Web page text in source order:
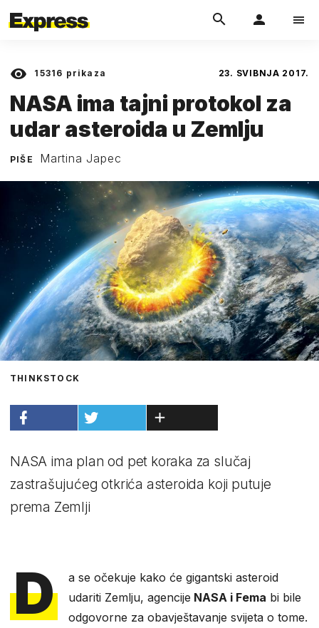
15316 prikaza 23. SVIBNJA 2017.
NASA ima tajni protokol za
udar asteroida u Zemlju
PIŠE Martina Japec
THINKSTOCK
NASA ima plan od pet koraka za slučaj
zastrašujućeg otkrića asteroida koji putuje
prema Zemlji
D
a se očekuje kako će gigantski asteroid
udariti Zemlju, agencije NASA i Fema bi bile
odgovorne za obavještavanje svijeta o tome.